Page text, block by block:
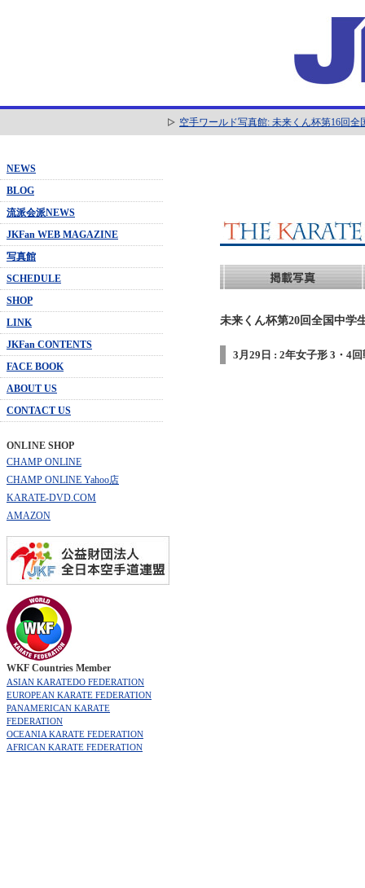
空手ワールド写真館: 未来くん杯第16回
NEWS
BLOG
流派会派NEWS
JKFan WEB MAGAZINE
写真館
SCHEDULE
SHOP
LINK
JKFan CONTENTS
FACE BOOK
ABOUT US
CONTACT US
ONLINE SHOP
CHAMP ONLINE
CHAMP ONLINE Yahoo店
KARATE-DVD.COM
AMAZON
WKF Countries Member
ASIAN KARATEDO FEDERATION
EUROPEAN KARATE FEDERATION
PANAMERICAN KARATE
FEDERATION
OCEANIA KARATE FEDERATION
AFRICAN KARATE FEDERATION
未来くん杯第20回全国中学
3月29日 : 2年女子形 3・4